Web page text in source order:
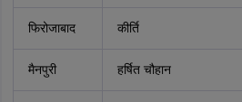
फिरोजाबाद कीर्ति
मैनपुरी हर्षित चौहान